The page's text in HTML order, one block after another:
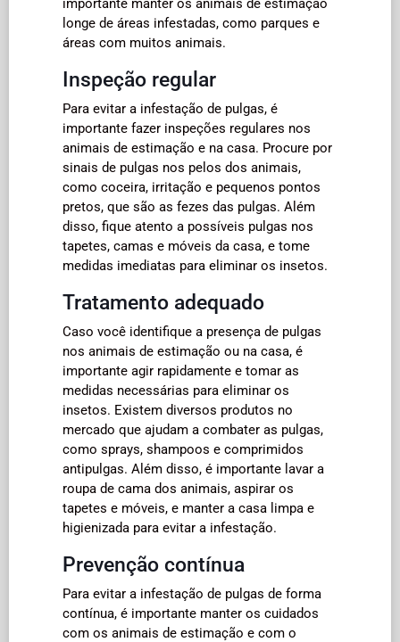
importante manter os animais de estimação
longe de áreas infestadas, como parques e
áreas com muitos animais.
Inspeção regular
Para evitar a infestação de pulgas, é
importante fazer inspeções regulares nos
animais de estimação e na casa. Procure por
sinais de pulgas nos pelos dos animais,
como coceira, irritação e pequenos pontos
pretos, que são as fezes das pulgas. Além
disso, fique atento a possíveis pulgas nos
tapetes, camas e móveis da casa, e tome
medidas imediatas para eliminar os insetos.
Tratamento adequado
Caso você identifique a presença de pulgas
nos animais de estimação ou na casa, é
importante agir rapidamente e tomar as
medidas necessárias para eliminar os
insetos. Existem diversos produtos no
mercado que ajudam a combater as pulgas,
como sprays, shampoos e comprimidos
antipulgas. Além disso, é importante lavar a
roupa de cama dos animais, aspirar os
tapetes e móveis, e manter a casa limpa e
higienizada para evitar a infestação.
Prevenção contínua
Para evitar a infestação de pulgas de forma
contínua, é importante manter os cuidados
com os animais de estimação e com o